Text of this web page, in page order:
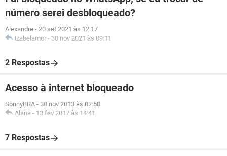
número serei desbloqueado?
Alexandre - 20 set 2021 às 12:17
izabelamor - 30 nov 2021 às 09:11
2 Respostas
Acesso à internet bloqueado
SonnyBRA - 30 nov 2013 às 02:50
Alana - 13 fev 2017 às 14:41
7 Respostas